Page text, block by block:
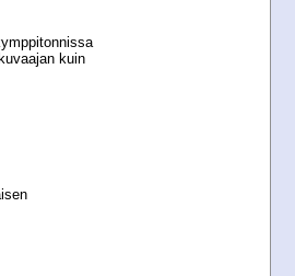
kuin